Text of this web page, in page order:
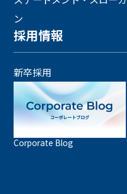
ン
採用情報
新卒採用
Corporate Blog